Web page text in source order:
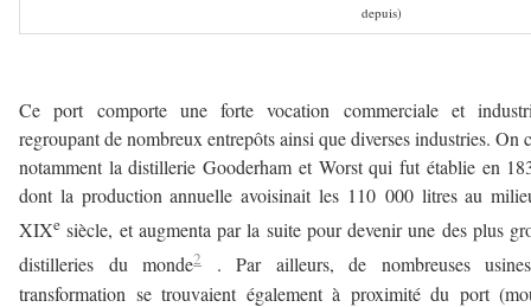
depuis)
Ce port comporte une forte vocation commerciale et
regroupant de nombreux entrepôts ainsi que diverses industries. On
notamment la distillerie Gooderham et Worst qui fut établie en
dont la production annuelle avoisinait les 110 000 litres au
XIXe siècle, et augmenta par la suite pour devenir une des plus
distilleries du monde2
. Par ailleurs, de nombreuses
transformation se trouvaient également à proximité du port